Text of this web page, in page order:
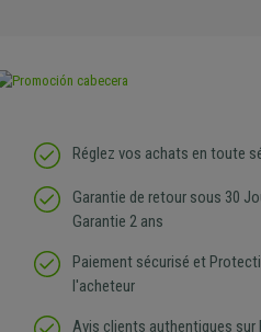
Réglez vos achats en toute
Garantie de retour sous 30
Garantie 2 ans
Paiement sécurisé et
l'acheteur
Avis clients authentiques sur